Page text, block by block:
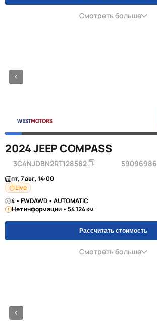
Смотреть больше
2024 JEEP COMPASS
3C4NJDBN2RT128582 59096986
пт, 7 авг, 14:00
Live
4 • FWDAWD • AUTOMATIC
Нет информации • 54 124 км
Рассчитать стоимость
Смотреть больше